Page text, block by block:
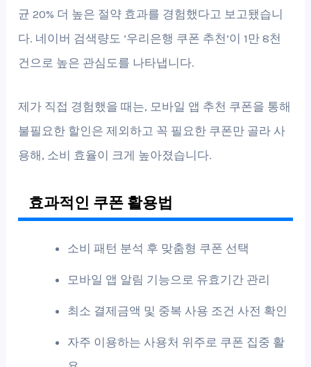
균 20% 더 높은 절약 효과를 경험했다고 보고됐습니
다. 네이버 검색량도 ‘우리은행 쿠폰 추천’이 1만 8천
건으로 높은 관심도를 나타냅니다.
제가 직접 경험했을 때는, 모바일 앱 추천 쿠폰을 통해
불필요한 할인은 제외하고 꼭 필요한 쿠폰만 골라 사
용해, 소비 효율이 크게 높아졌습니다.
효과적인 쿠폰 활용법
소비 패턴 분석 후 맞춤형 쿠폰 선택
모바일 앱 알림 기능으로 유효기간 관리
최소 결제금액 및 중복 사용 조건 사전 확인
자주 이용하는 사용처 위주로 쿠폰 집중 활